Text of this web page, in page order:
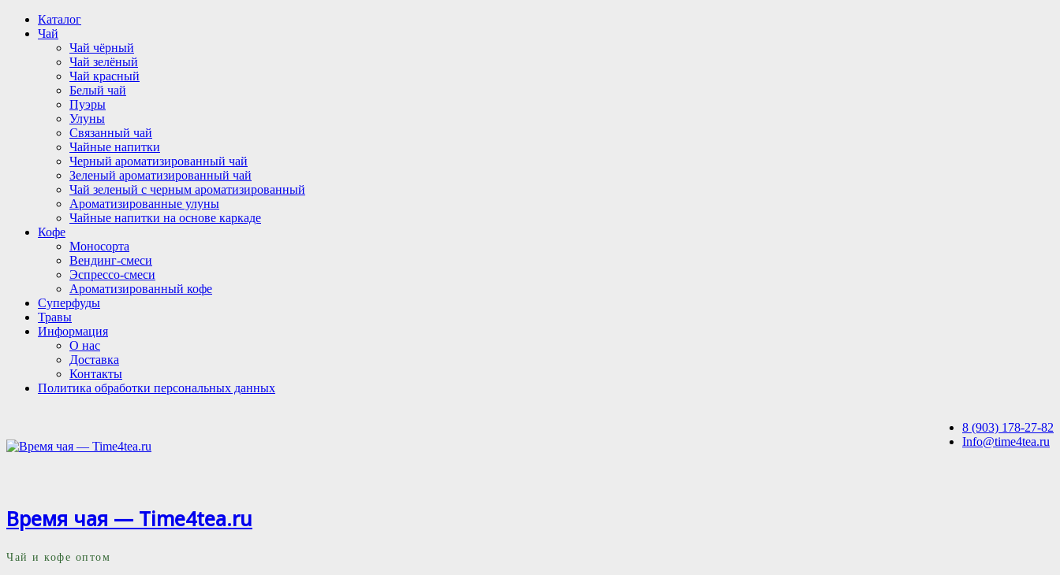
Перейти
содержимому
Каталог
Чай
Чай чёрный
Чай зелёный
Чай красный
Белый чай
Пуэры
Улуны
Связанный чай
Чайные напитки
Черный ароматизированный чай
Зеленый ароматизированный чай
Чай зеленый с черным ароматизированный
Ароматизированные улуны
Чайные напитки на основе каркаде
Кофе
Моносорта
Вендинг-смеси
Эспрессо-смеси
Ароматизированный кофе
Суперфуды
Травы
Информация
О нас
Доставка
Контакты
Политика обработки персональных данных
8 (903) 178-27-82
Info@time4tea.ru
Время чая — Time4tea.ru
Чай и кофе оптом